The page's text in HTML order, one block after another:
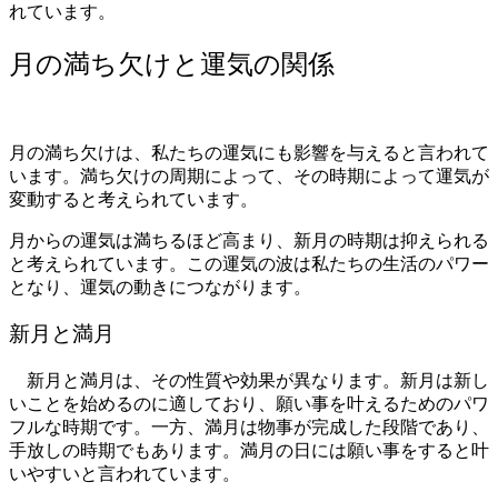
れています。
月の満ち欠けと運気の関係
月の満ち欠けは、私たちの運気にも影響を与えると言われて
います。満ち欠けの周期によって、その時期によって運気が
変動すると考えられています。
月からの運気は満ちるほど高まり、新月の時期は抑えられる
と考えられています。この運気の波は私たちの生活のパワー
となり、運気の動きにつながります。
新月と満月
新月と満月は、その性質や効果が異なります。新月は新し
いことを始めるのに適しており、願い事を叶えるためのパワ
フルな時期です。一方、満月は物事が完成した段階であり、
手放しの時期でもあります。満月の日には願い事をすると叶
いやすいと言われています。